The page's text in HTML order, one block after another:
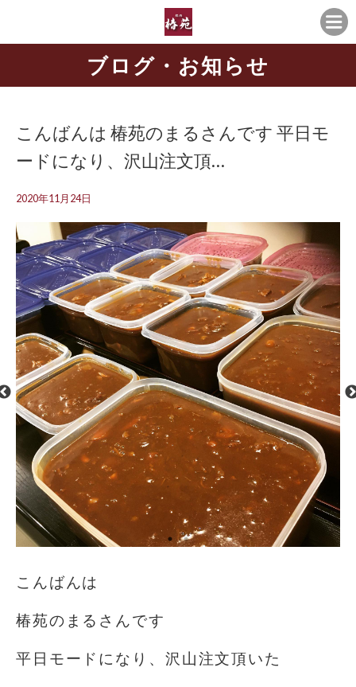
ブログ・お知らせ
こんばんは 椿苑のまるさんです 平日モ
ードになり、沢山注文頂…
2020年11月24日
こんばんは
椿苑のまるさんです
平日モードになり、沢山注文頂いた